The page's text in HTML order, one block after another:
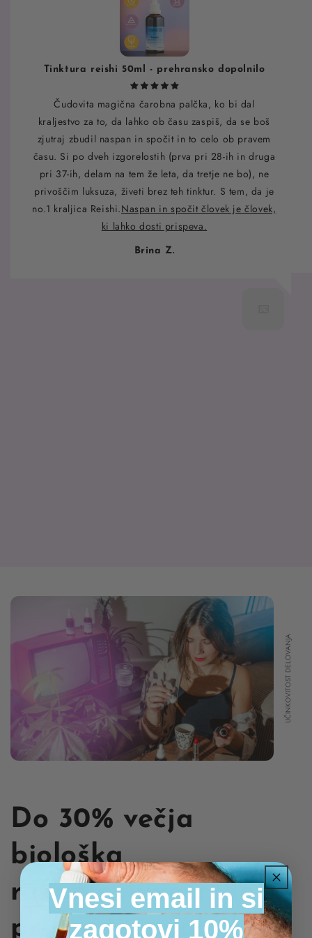
Tinktura reishi 50ml - prehransko dopolnilo
Čudovita magična čarobna palčka, ko bi dal
kraljestvo za to, da lahko ob času zaspiš, da se boš
zjutraj zbudil naspan in spočit in to celo ob pravem
času. Si po dveh izgorelostih (prva pri 28-ih in druga
pri 37-ih, delam na tem že leta, da tretje ne bo), ne
privoščim luksuza, živeti brez teh tinktur. S tem, da je
no.1 kraljica Reishi.Naspan in spočit človek je človek,
ki lahko dosti prispeva.
Brina Z.
UČINKOVITOST DELOVANJA
Do 30% večja
biološka
razpoložljivost, kot
pri tradicionalnih
Vnesi email in si
zagotovi 10%